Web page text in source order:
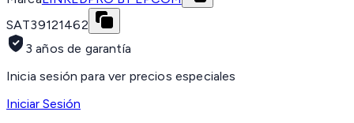
SAT39121462
3 años de garantía
Inicia sesión para ver precios especiales
Iniciar Sesión